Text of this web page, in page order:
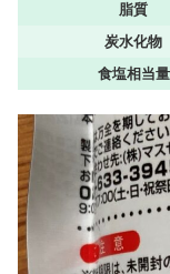
脂質
炭水化物
食塩相当量